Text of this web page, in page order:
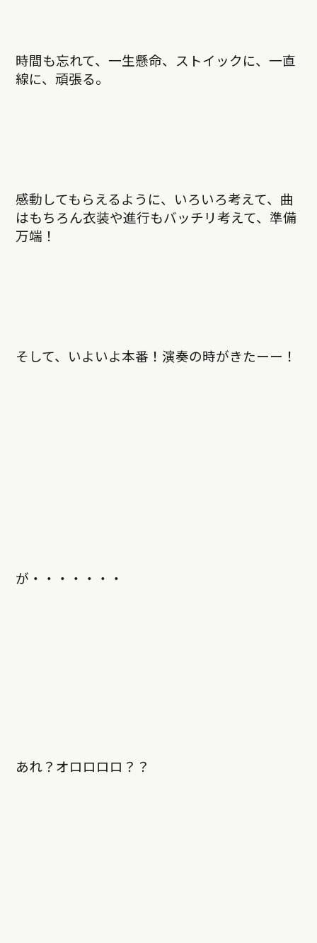
時間も忘れて、一生懸命、ストイックに、一直
線に、頑張る。
感動してもらえるように、いろいろ考えて、曲
はもちろん衣装や進行もバッチリ考えて、準備
万端！
そして、いよいよ本番！演奏の時がきたーー！
が・・・・・・・
あれ？オロロロロ？？